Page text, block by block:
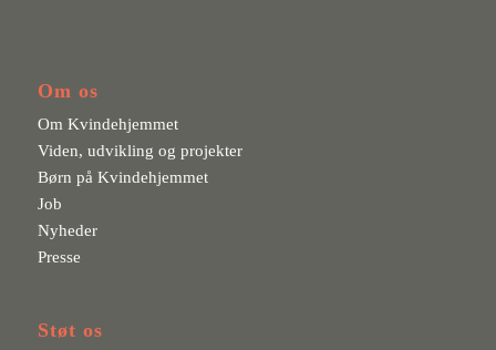
Om os
Om Kvindehjemmet
Viden, udvikling og projekter
Børn på Kvindehjemmet
Job
Nyheder
Presse
Støt os